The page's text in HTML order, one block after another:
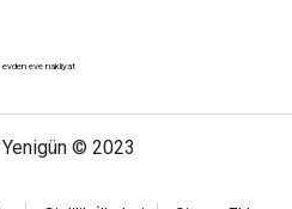
evden eve nakliyat
Yenigün © 2023